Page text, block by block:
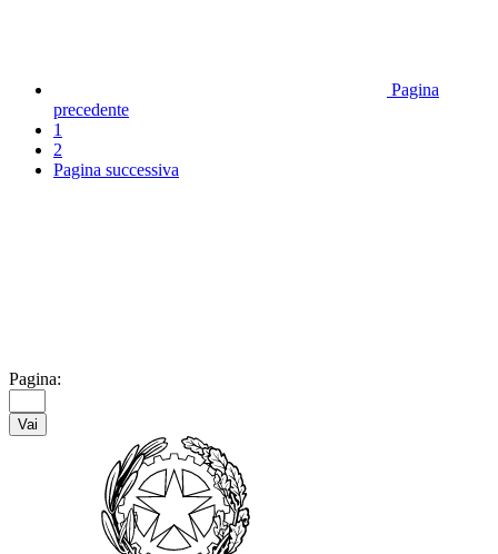
Pagina
precedente
1
2
Pagina successiva
Pagina:
Vai